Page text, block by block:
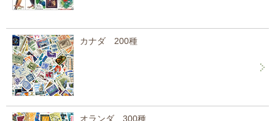
カナダ 200種
オランダ 300種